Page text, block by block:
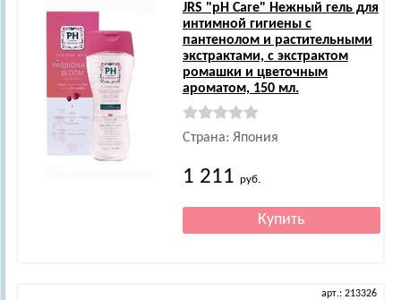
JRS "pH Care" Нежный гель для
интимной гигиены с
пантенолом и растительными
экстрактами, с экстрактом
ромашки и цветочным
ароматом, 150 мл.
Страна: Япония
1 211 руб.
арт.: 213326